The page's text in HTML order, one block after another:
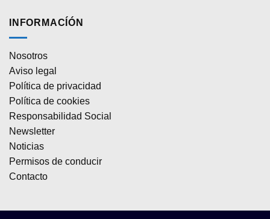
INFORMACÍÓN
Nosotros
Aviso legal
Política de privacidad
Política de cookies
Responsabilidad Social
Newsletter
Noticias
Permisos de conducir
Contacto